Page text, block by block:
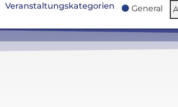
Veranstaltungskategorien General